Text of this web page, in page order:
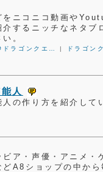
をニコニコ動画や
するニッチなネタ
。
ドラゴンクエ… | ドラゴン
人
人の作り方を紹介して
ア・声優・アニメ
どA8ショップの中か